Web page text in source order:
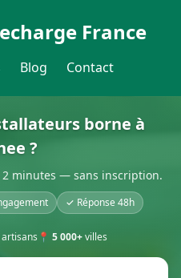
France
Blog Contact
borne à
?
minutes — sans inscription.
✓ Réponse 48h
📍 5 000+villes